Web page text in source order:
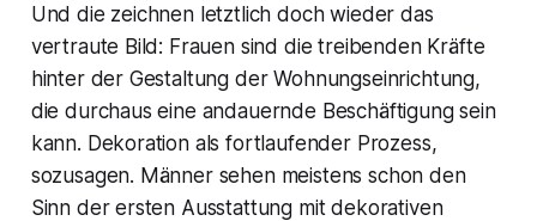
Und die zeichnen letztlich doch wieder das
vertraute Bild: Frauen sind die treibenden Kräfte
hinter der Gestaltung der Wohnungseinrichtung,
die durchaus eine andauernde Beschäftigung sein
kann. Dekoration als fortlaufender Prozess,
sozusagen. Männer sehen meistens schon den
Sinn der ersten Ausstattung mit dekorativen